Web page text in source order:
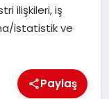
ilişkileri, iş
istatistik ve
Paylaş